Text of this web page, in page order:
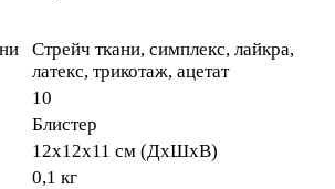
Стрейч ткани, симплекс, лайкра,
латекс, трикотаж, ацетат
10
Блистер
12х12х11 см (ДхШхВ)
0,1 кг